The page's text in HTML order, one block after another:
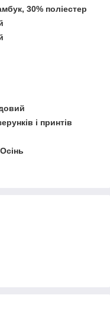
30% поліестер
і принтів